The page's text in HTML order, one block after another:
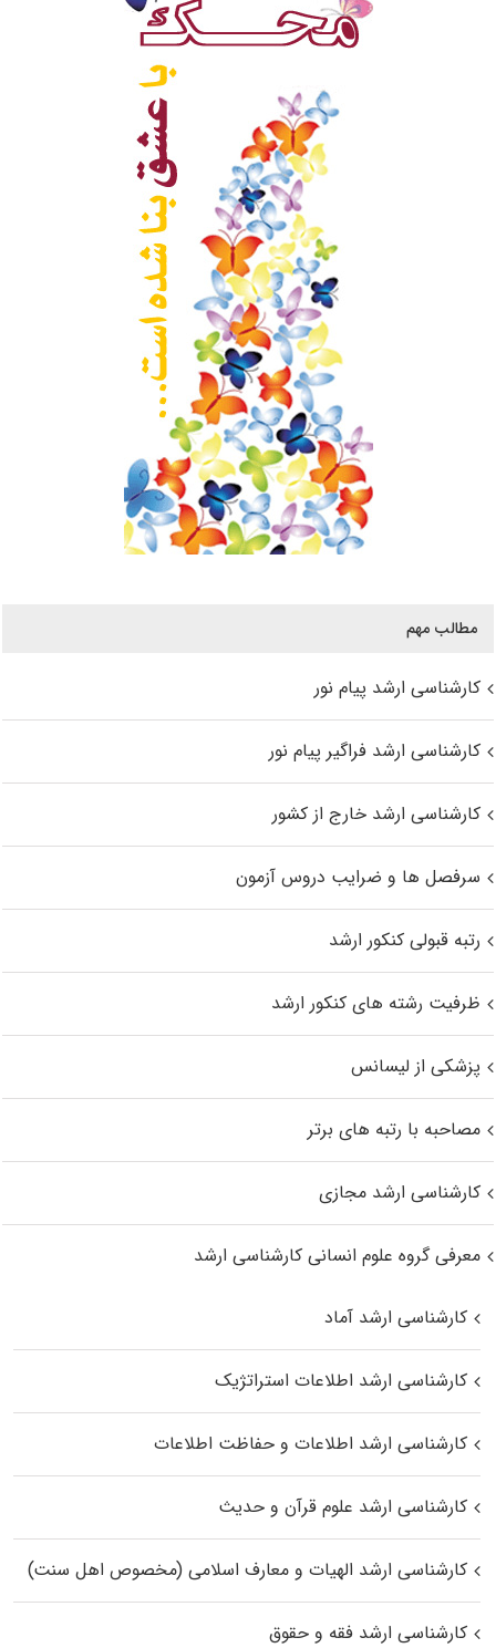
مطالب مهم
کارشناسی ارشد پیام نور
کارشناسی ارشد فراگیر پیام نور
کارشناسی ارشد خارج از کشور
سرفصل ها و ضرایب دروس آزمون
رتبه قبولی کنکور ارشد
ظرفیت رشته های کنکور ارشد
پزشکی از لیسانس
مصاحبه با رتبه های برتر
کارشناسی ارشد مجازی
معرفی گروه علوم انسانی کارشناسی ارشد
کارشناسی ارشد آماد
کارشناسی ارشد اطلاعات استراتژیک
کارشناسی ارشد اطلاعات و حفاظت اطلاعات
کارشناسی ارشد علوم قرآن و حدیث
کارشناسی ارشد الهیات و معارف اسلامی (مخصوص اهل سنت)
کارشناسی ارشد فقه و حقوق